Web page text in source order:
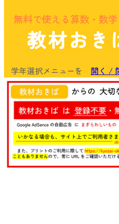
無料で使える算数・数学
教材おき
学年選択メニューを 開く /